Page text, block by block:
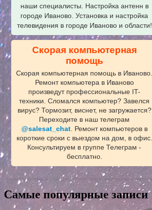
наши специалисты. Настройка антенн в
городе Иваново. Установка и настройка
телевидения в городе Иваново и области!
Скорая компьютерная
помощь
Скорая компьютерная помощь в Иваново.
Ремонт компьютера в Иваново
произведут профессиональные IT-
техники. Сломался компьютер? Завелся
вирус? Тормозит, виснет, не загружается?
Переходите в наш телеграм
@salesat_chat. Ремонт компьютеров в
короткие сроки с выездом на дом, в офис.
Консультируем в группе Телеграм -
бесплатно.
Самые популярные записи